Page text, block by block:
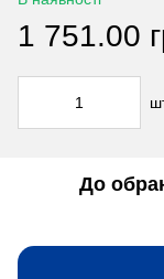
1 751.00
До